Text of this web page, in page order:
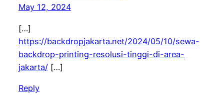
May 12, 2024
[…]
https://backdropjakarta.net/2024/05/10/sewa-
backdrop-printing-resolusi-tinggi-di-area-
jakarta/[…]
Reply